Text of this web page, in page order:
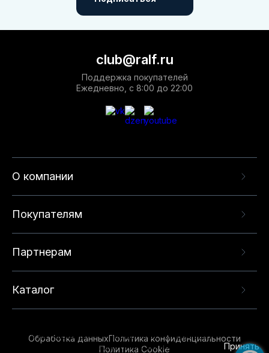
О компании
Покупателям
Партнерам
Каталог
club@ralf.ru
Поддержка покупателей
Ежедневно, с 8:00 до 22:00
Обработка данныхПолитика конфиденциальности
Политика Cookie
опыта на нашем сайте. Продолжая использовать
данный сайт, вы соглашаетесь с использованием
Принять